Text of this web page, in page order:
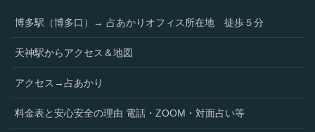
博多駅（博多口）→ 占あかりオフィス所在地 徒歩５分
天神駅からアクセス＆地図
アクセス→占あかり
料金表と安心安全の理由 電話・ZOOM・対面占い等